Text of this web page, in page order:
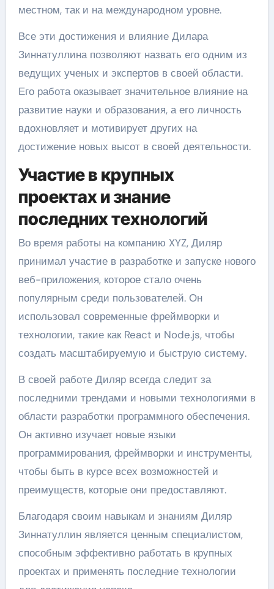
местном, так и на международном уровне.
Все эти достижения и влияние Дилара
Зиннатуллина позволяют назвать его одним из
ведущих ученых и экспертов в своей области.
Его работа оказывает значительное влияние на
развитие науки и образования, а его личность
вдохновляет и мотивирует других на
достижение новых высот в своей деятельности.
Участие в крупных
проектах и знание
последних технологий
Во время работы на компанию XYZ, Диляр
принимал участие в разработке и запуске нового
веб-приложения, которое стало очень
популярным среди пользователей. Он
использовал современные фреймворки и
технологии, такие как React и Node.js, чтобы
создать масштабируемую и быструю систему.
В своей работе Диляр всегда следит за
последними трендами и новыми технологиями в
области разработки программного обеспечения.
Он активно изучает новые языки
программирования, фреймворки и инструменты,
чтобы быть в курсе всех возможностей и
преимуществ, которые они предоставляют.
Благодаря своим навыкам и знаниям Диляр
Зиннатуллин является ценным специалистом,
способным эффективно работать в крупных
проектах и применять последние технологии